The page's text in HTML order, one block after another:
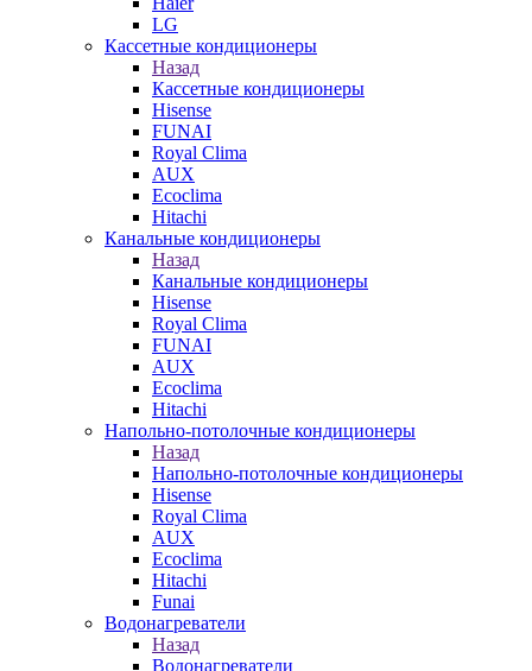
LG
Кассетные кондиционеры
Назад
Кассетные кондиционеры
Hisense
FUNAI
Royal Clima
AUX
Ecoclima
Hitachi
Канальные кондиционеры
Назад
Канальные кондиционеры
Hisense
Royal Clima
FUNAI
AUX
Ecoclima
Hitachi
Напольно-потолочные кондиционеры
Назад
Напольно-потолочные кондиционеры
Hisense
Royal Clima
AUX
Ecoclima
Hitachi
Funai
Водонагреватели
Назад
Водонагреватели